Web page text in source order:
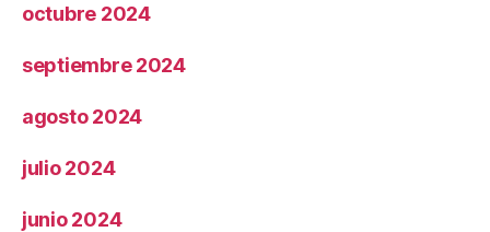
octubre 2024
septiembre 2024
agosto 2024
julio 2024
junio 2024